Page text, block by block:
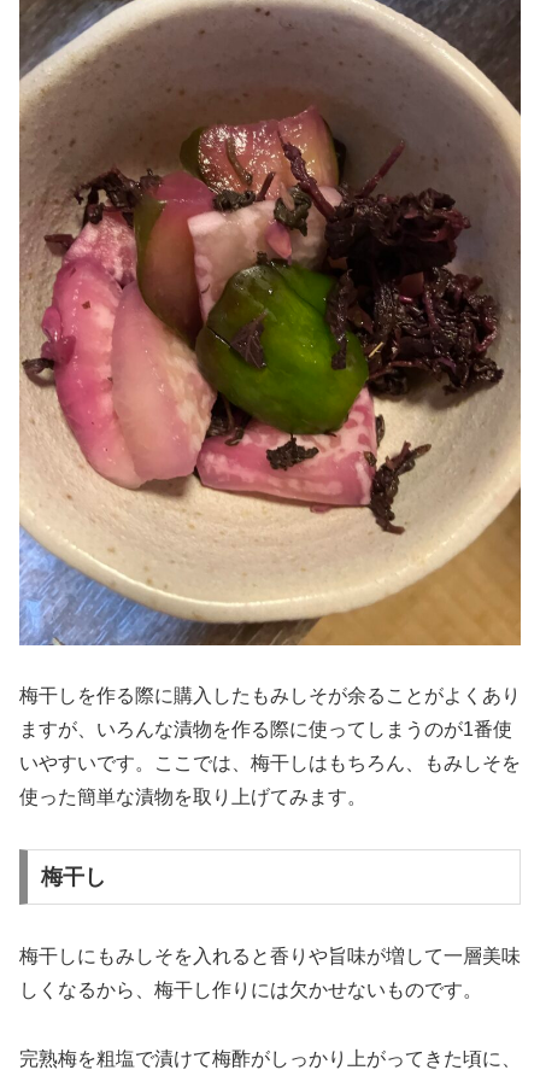
梅干しを作る際に購入したもみしそが余ることがよくあり
ますが、いろんな漬物を作る際に使ってしまうのが1番使
いやすいです。ここでは、梅干しはもちろん、もみしそを
使った簡単な漬物を取り上げてみます。
梅干し
梅干しにもみしそを入れると香りや旨味が増して一層美味
しくなるから、梅干し作りには欠かせないものです。
完熟梅を粗塩で漬けて梅酢がしっかり上がってきた頃に、